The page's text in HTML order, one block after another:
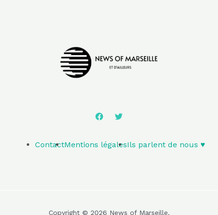
ContactMentions légalesIls parlent de nous ♥️
Copyright © 2026 News of Marseille.